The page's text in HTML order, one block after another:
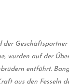
der
wurden auf der
entführt.
aus den Fesseln